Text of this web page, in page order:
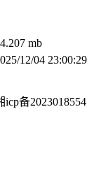
mb
12/04 23:00:29
icp备